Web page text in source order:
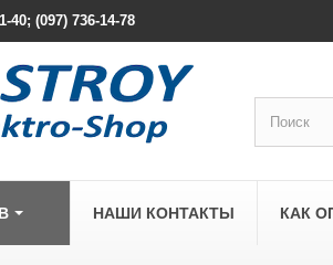
40; (097) 736-14-78
НАШИ КОНТАКТЫ КАК